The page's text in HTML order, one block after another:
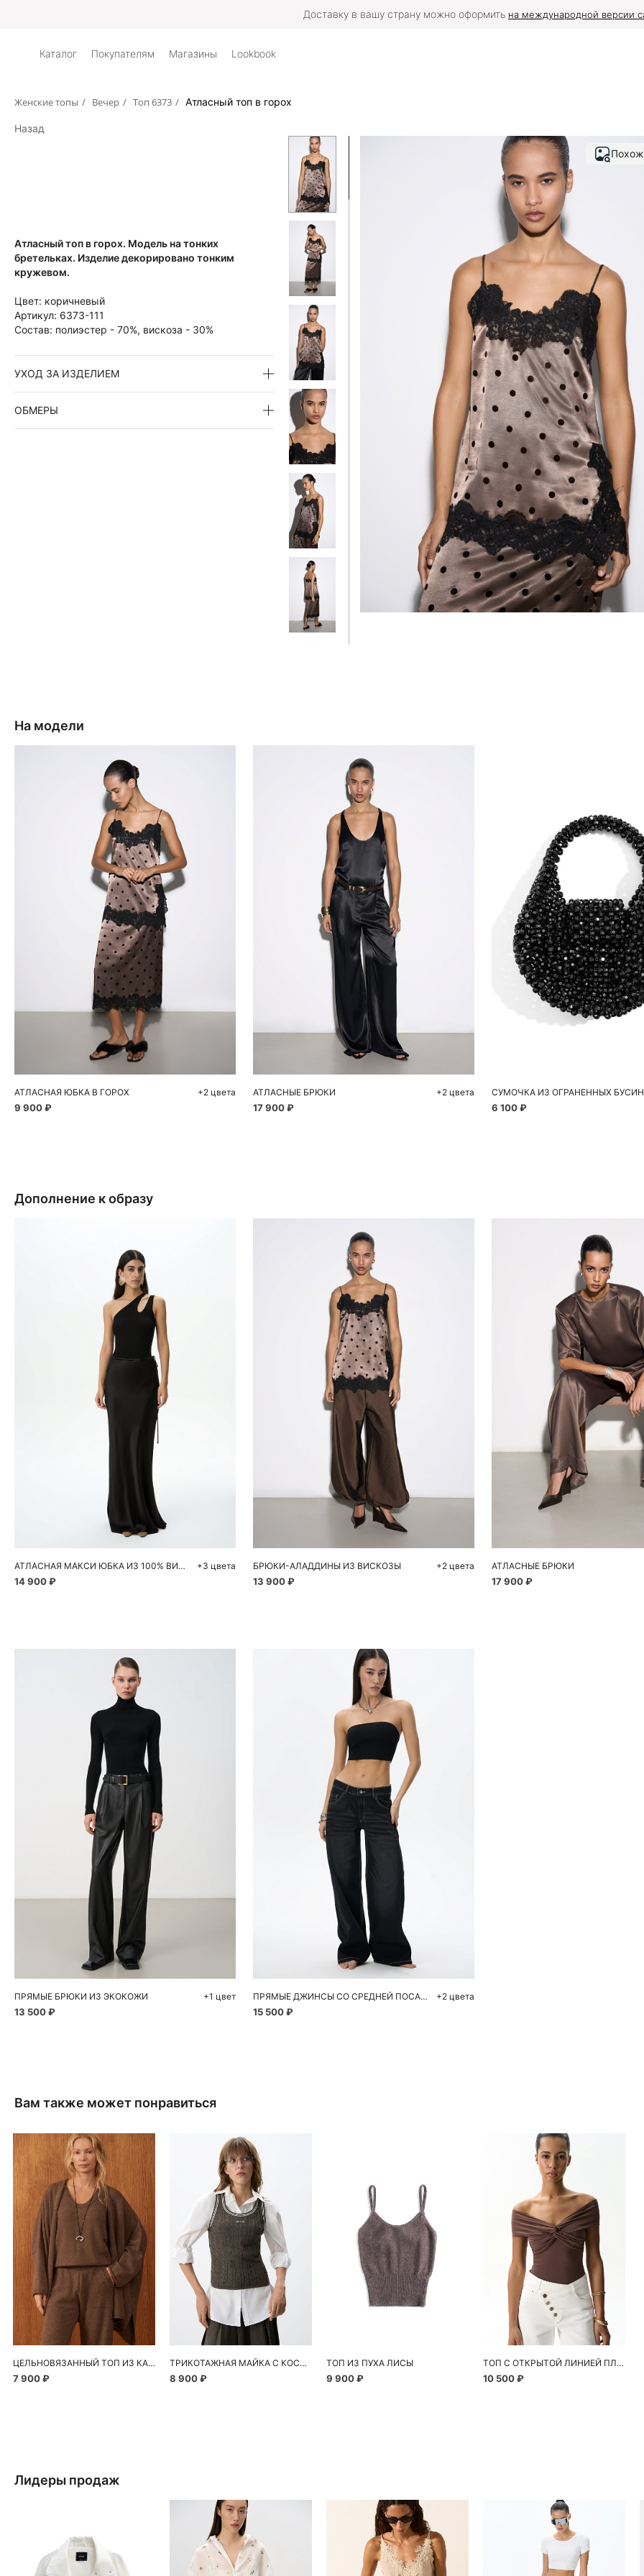
Доставку в вашу страну можно оформить на международной версии
Каталог Покупателям Магазины Lookbook
Женские топы / Вечер / Топ 6373 / Атласный топ в горох
Назад
Атласный топ в горох. Модель на тонких
бретельках. Изделие декорировано тонким
кружевом.
Цвет: коричневый
Артикул: 6373-111
Состав: полиэстер - 70%, вискоза - 30%
УХОД ЗА ИЗДЕЛИЕМ
ОБМЕРЫ
На модели
Добавить в корзину
44
АТЛАСНАЯ ЮБКА В ГОРОХ
9 900 ₽
+2 цвета
Добавить в корзину
42 44
АТЛАСНЫЕ БРЮКИ
17 900 ₽
+2 цвета
Добавить в
СУМОЧКА ИЗ ОГРАНЕННЫХ БУСИН
6 100 ₽
Дополнение к образу
Добавить в корзину
АТЛАСНАЯ МАКСИ ЮБКА ИЗ 100% ВИСКОЗЫ С ПОЯСОМ
14 900 ₽
+3 цвета
Добавить в корзину
S
БРЮКИ-АЛАДДИНЫ ИЗ ВИСКОЗЫ
13 900 ₽
+2 цвета
Добавить в
42
АТЛАСНЫЕ БРЮКИ
17 900 ₽
Добавить в корзину
42 44
ПРЯМЫЕ БРЮКИ ИЗ ЭКОКОЖИ
13 500 ₽
+1 цвет
Добавить в корзину
44
ПРЯМЫЕ ДЖИНСЫ СО СРЕДНЕЙ ПОСАДКОЙ
15 500 ₽
+2 цвета
Вам также может понравиться
ЦЕЛЬНОВЯЗАННЫЙ ТОП ИЗ КАШЕМИРА И ШЕРСТИ
7 900 ₽
ТРИКОТАЖНАЯ МАЙКА С КОСАМИ
8 900 ₽
ТОП ИЗ ПУХА ЛИСЫ
9 900 ₽
ТОП С ОТКРЫТОЙ ЛИНИЕЙ ПЛЕЧ
10 500 ₽
Лидеры продаж